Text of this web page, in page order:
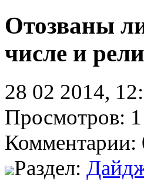
Отозваны
числе и
28 02 2014,
Просмотров:
Комментарии:
Раздел: